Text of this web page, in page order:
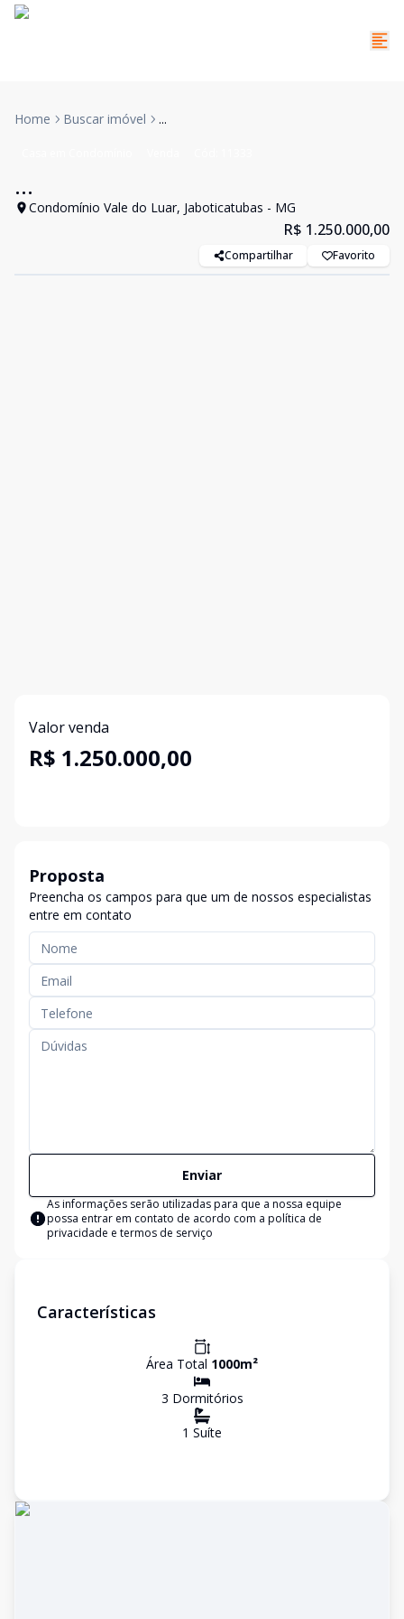
Home Buscar imóvel ...
...
Condomínio Vale do Luar, Jaboticatubas - MG
R$ 1.250.000,00
Compartilhar Favorito
Valor venda
R$ 1.250.000,00
Proposta
Preencha os campos para que um de nossos especialistas
entre em contato
Enviar
As informações serão utilizadas para que a nossa equipe
possa entrar em contato de acordo com a política de
privacidade e termos de serviço
Características
Área Total 1000m²
3 Dormitórios
1 Suíte